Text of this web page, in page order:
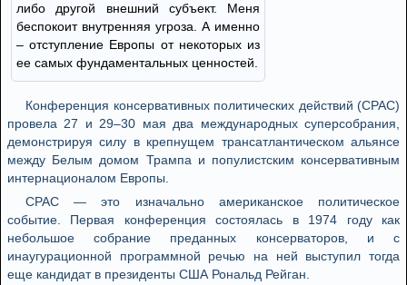
либо другой внешний субъект. Меня
беспокоит внутренняя угроза. А именно
– отступление Европы от некоторых из
ее самых фундаментальных ценностей.
Конференция консервативных политических действий (CPAC)
провела 27 и 29–30 мая два международных суперсобрания,
демонстрируя силу в крепнущем трансатлантическом альянсе
между Белым домом Трампа и популистским консервативным
интернационалом Европы.
CPAC — это изначально американское политическое
событие. Первая конференция состоялась в 1974 году как
небольшое собрание преданных консерваторов, и с
инаугурационной программной речью на ней выступил тогда
еще кандидат в президенты США Рональд Рейган.